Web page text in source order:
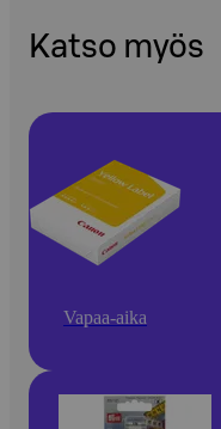
Katso myös
Vapaa-aika